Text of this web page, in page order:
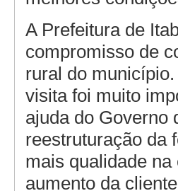
A Prefeitura de
compromisso de
rural do
visita foi muito
ajuda do Governo
reestruturação da
mais qualidade
aumento da